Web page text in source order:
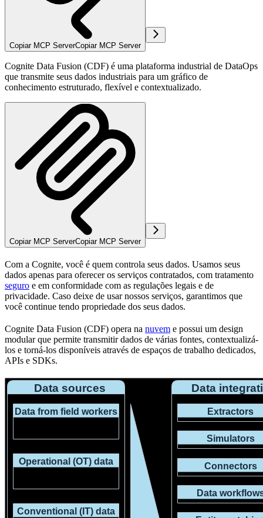
Copiar MCP ServerCopiar MCP Server
Cognite Data Fusion (CDF) é uma plataforma industrial de DataOps
que transmite seus dados industriais para um gráfico de
conhecimento estruturado, flexível e contextualizado.
Copiar MCP ServerCopiar MCP Server
Com a Cognite, você é quem controla seus dados. Usamos seus
dados apenas para oferecer os serviços contratados, com tratamento
seguro e em conformidade com as regulações legais e de
privacidade. Caso deixe de usar nossos serviços, garantimos que
você continue tendo propriedade dos seus dados.
Cognite Data Fusion (CDF) opera na nuvem e possui um design
modular que permite transmitir dados de várias fontes, contextualizá-
los e torná-los disponíveis através de espaços de trabalho dedicados,
APIs e SDKs.